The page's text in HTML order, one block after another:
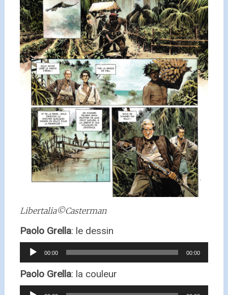
Libertalia©Casterman
Paolo Grella: le dessin
Lecteur00:00 00:00
Paolo Grella: la couleur
Lecteur